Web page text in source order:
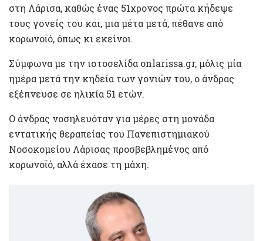
στη Λάρισα, καθώς ένας 51χρονος πρώτα κήδεψε
τους γονείς του και, μια μέτα μετά, πέθανε από
κορωνοϊό, όπως κι εκείνοι.
Σύμφωνα με την ιστοσελίδα onlarissa.gr, μόλις μία
ημέρα μετά την κηδεία των γονιών του, ο άνδρας
εξέπνευσε σε ηλικία 51 ετών.
Ο άνδρας νοσηλευόταν για μέρες στη μονάδα
εντατικής θεραπείας του Πανεπιστημιακού
Νοσοκομείου Λάρισας προσβεβλημένος από
κορωνοϊό, αλλά έχασε τη μάχη.